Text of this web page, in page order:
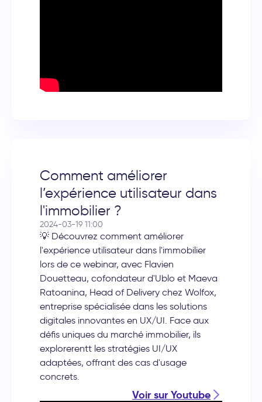
Comment améliorer
l’expérience utilisateur dans
l'immobilier ?
2024-03-19 11:00
💡 Découvrez comment améliorer
l'expérience utilisateur dans l'immobilier
lors de ce webinar, avec Flavien
Douetteau, cofondateur d'Ublo et Maeva
Ratoanina, Head of Delivery chez Wolfox,
entreprise spécialisée dans les solutions
digitales innovantes en UX/UI. Face aux
défis uniques du marché immobilier, ils
explorerentt les stratégies UI/UX
adaptées, offrant des cas d'usage
concrets.
Voir sur Youtube